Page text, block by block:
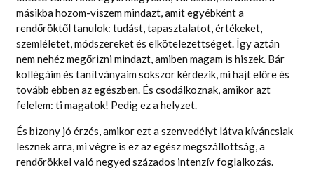
másikba hozom-viszem mindazt, amit egyébként a
rendőröktől tanulok: tudást, tapasztalatot, értékeket,
szemléletet, módszereket és elkötelezettséget. Így aztán
nem nehéz megőrizni mindazt, amiben magam is hiszek. Bár
kollégáim és tanítványaim sokszor kérdezik, mi hajt előre és
tovább ebben az egészben. És csodálkoznak, amikor azt
felelem: ti magatok! Pedig ez a helyzet.
És bizony jó érzés, amikor ezt a szenvedélyt látva kíváncsiak
lesznek arra, mi végre is ez az egész megszállottság, a
rendőrökkel való negyed százados intenzív foglalkozás.